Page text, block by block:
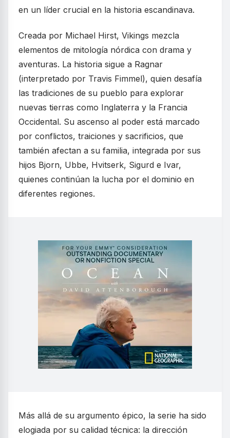
en un líder crucial en la historia escandinava.
Creada por Michael Hirst, Vikings mezcla
elementos de mitología nórdica con drama y
aventuras. La historia sigue a Ragnar
(interpretado por Travis Fimmel), quien desafía
las tradiciones de su pueblo para explorar
nuevas tierras como Inglaterra y la Francia
Occidental. Su ascenso al poder está marcado
por conflictos, traiciones y sacrificios, que
también afectan a su familia, integrada por sus
hijos Bjorn, Ubbe, Hvitserk, Sigurd e Ivar,
quienes continúan la lucha por el dominio en
diferentes regiones.
Más allá de su argumento épico, la serie ha sido
elogiada por su calidad técnica: la dirección